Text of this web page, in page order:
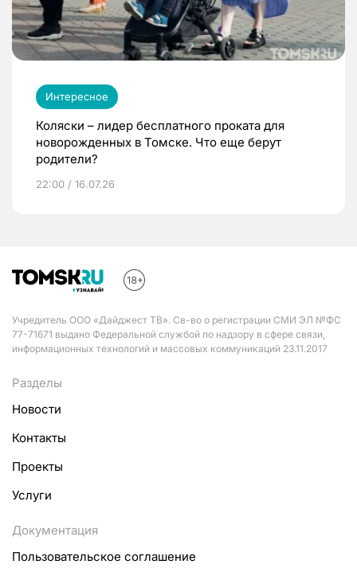
Интересное
Коляски – лидер бесплатного проката для
новорожденных в Томске. Что еще берут
родители?
22:00 / 16.07.26
Учредитель ООО «Дайджест ТВ». Св-во о регистрации СМИ ЭЛ №ФС
77-71671 выдано Федеральной службой по надзору в сфере связи,
информационных технологий и массовых коммуникаций 23.11.2017
Разделы
Новости
Контакты
Проекты
Услуги
Документация
Пользовательское соглашение